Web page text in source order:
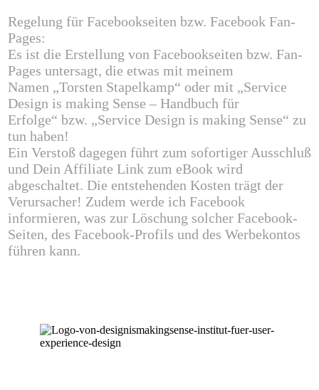
Regelung für Facebookseiten bzw. Facebook Fan-
Pages:
Es ist die Erstellung von Facebookseiten bzw. Fan-
Pages untersagt, die etwas mit meinem
Namen „Torsten Stapelkamp“ oder mit „Service
Design is making Sense – Handbuch für
Erfolge“ bzw. „Service Design is making Sense“ zu
tun haben!
Ein Verstoß dagegen führt zum sofortiger Ausschluß
und Dein Affiliate Link zum eBook wird
abgeschaltet. Die entstehenden Kosten trägt der
Verursacher! Zudem werde ich Facebook
informieren, was zur Löschung solcher Facebook-
Seiten, des Facebook-Profils und des Werbekontos
führen kann.